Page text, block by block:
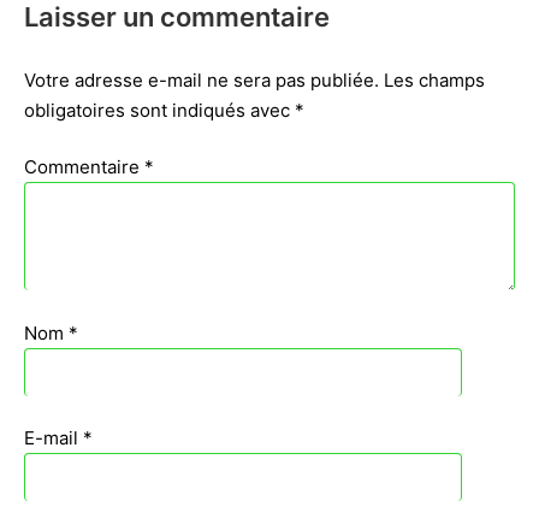
Laisser un commentaire
Votre adresse e-mail ne sera pas publiée. Les champs
obligatoires sont indiqués avec *
Commentaire *
Nom *
E-mail *